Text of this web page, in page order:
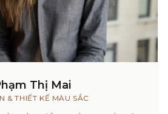
Thị Mai
& THIẾT KẾ MÀU SẮC